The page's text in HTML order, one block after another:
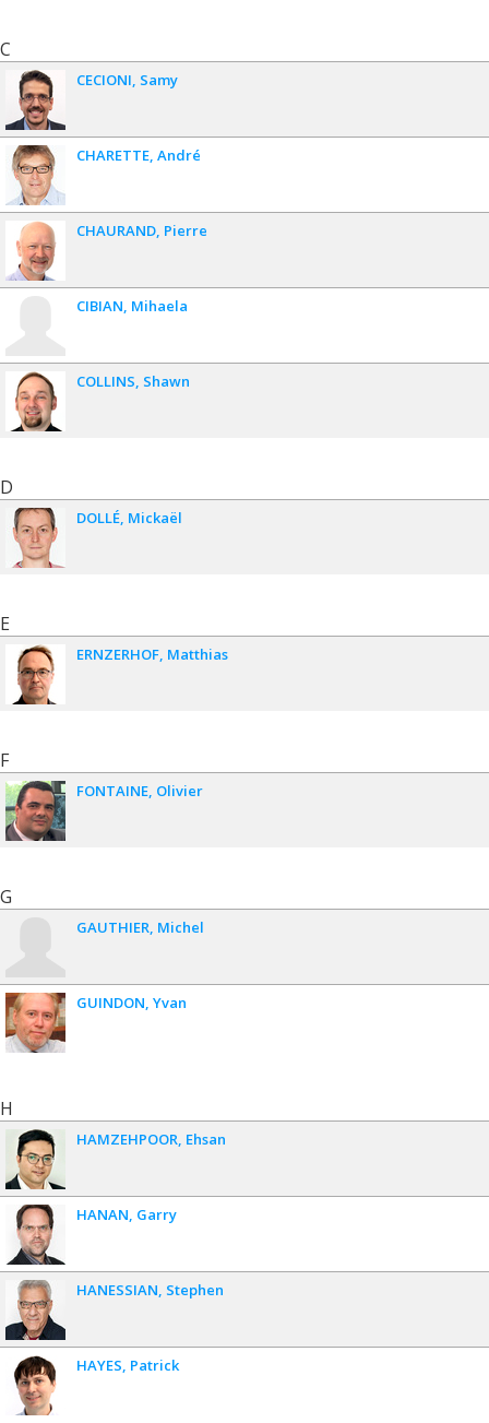
C
CECIONI Samy
CHARETTE André
CHAURAND Pierre
CIBIAN Mihaela
COLLINS Shawn
D
DOLLÉ Mickaël
E
ERNZERHOF Matthias
F
FONTAINE Olivier
G
GAUTHIER Michel
GUINDON Yvan
H
HAMZEHPOOR Ehsan
HANAN Garry
HANESSIAN Stephen
HAYES Patrick